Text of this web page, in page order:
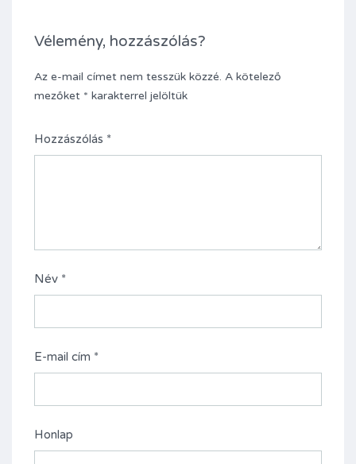
Vélemény, hozzászólás?
Az e-mail címet nem tesszük közzé. A kötelező
mezőket * karakterrel jelöltük
Hozzászólás *
Név *
E-mail cím *
Honlap